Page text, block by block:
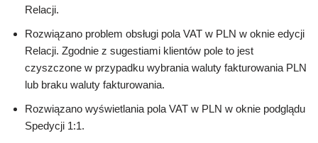
Relacji.
Rozwiązano problem obsługi pola VAT w PLN w oknie edycji
Relacji. Zgodnie z sugestiami klientów pole to jest
czyszczone w przypadku wybrania waluty fakturowania PLN
lub braku waluty fakturowania.
Rozwiązano wyświetlania pola VAT w PLN w oknie podglądu
Spedycji 1:1.